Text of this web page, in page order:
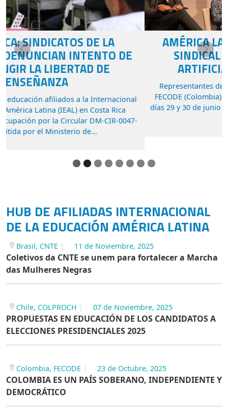
AMÉRICA LATINA IMPULSA AGENDA
SINDICAL SOBRE INTELIGENCIA
ARTIFICIAL EN LA EDUCACIÓN
Representantes de la CNTE (Brasil), CTERA (Argentina),
FECODE (Colombia) y FUMTEP (Uruguay) participaron los
días 29 y 30 de junio en Madrid en la primera reunión de la
red de...
Previous Next
DE LA EDUCACIÓN AMÉRICA LATINA
Brasil, CNTE 11 de Noviembre, 2025
Coletivos da CNTE se unem para fortalecer a Marcha
das Mulheres Negras
PROPUESTAS EN EDUCACIÓN DE LOS CANDIDATOS A
ELECCIONES PRESIDENCIALES 2025
COLOMBIA ES UN PAÍS SOBERANO, INDEPENDIENTE Y
DEMOCRÁTICO